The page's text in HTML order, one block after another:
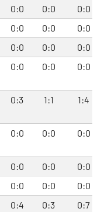
0:0 0:0
0:0
0:0 0:0
0:0
0:0 0:0
0:0
0:0 0:0 0:0
0:3 1:1 1:4
0:0 0:0 0:0
0:0 0:0
0:0
0:0 0:0
0:0
0:4 0:3 0:7